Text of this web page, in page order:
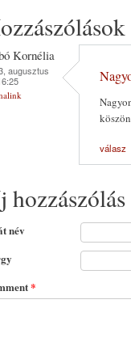
Kornélia
augusztus
válasz
hozzászólás
név
*